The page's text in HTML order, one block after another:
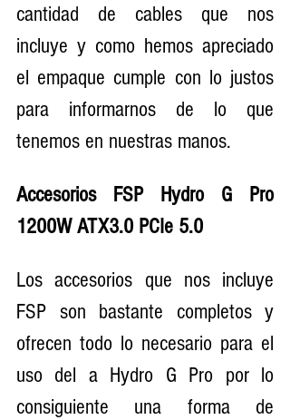
cantidad de cables que nos
incluye y como hemos apreciado
el empaque cumple con lo justos
para informarnos de lo que
tenemos en nuestras manos.
Accesorios FSP Hydro G Pro
1200W ATX3.0 PCIe 5.0
Los accesorios que nos incluye
FSP son bastante completos y
ofrecen todo lo necesario para el
uso del a Hydro G Pro por lo
consiguiente una forma de